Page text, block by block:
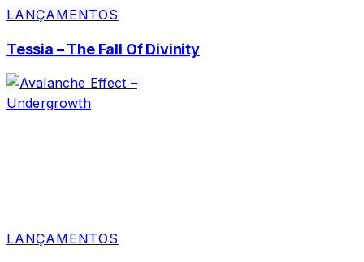
LANÇAMENTOS
Tessia – The Fall Of Divinity
LANÇAMENTOS